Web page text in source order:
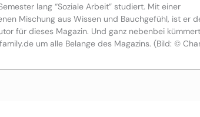
lang “Soziale Arbeit” studiert. Mit einer
Mischung aus Wissen und Bauchgefühl, ist er
für dieses Magazin. Und ganz nebenbei
um alle Belange des Magazins. (Bild: ©